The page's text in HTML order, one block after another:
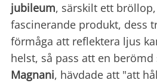
jubileum, särskilt ett
fascinerande produkt, dess
förmåga att reflektera ljus
helst, så pass att en berömd
Magnani, hävdade att "att